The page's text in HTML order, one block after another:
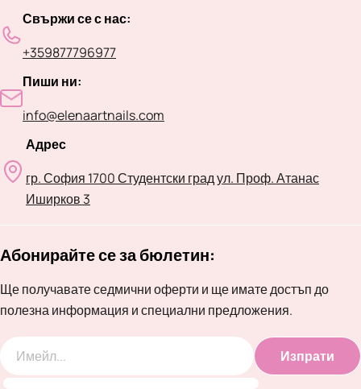
Свържи се с нас:
+359877796977
Пиши ни:
info@elenaartnails.com
Адрес
гр. София 1700 Студентски град ул. Проф. Атанас
Иширков 3
Абонирайте се за бюлетин:
Ще получавате седмични оферти и ще имате достъп до
полезна информация и специални предложения.
Изпрати